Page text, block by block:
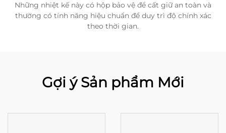
Những nhiệt kế này có hộp bảo vệ để cất giữ an toàn và
thường có tính năng hiệu chuẩn để duy trì độ chính xác
theo thời gian.
Gợi ý Sản phẩm Mới